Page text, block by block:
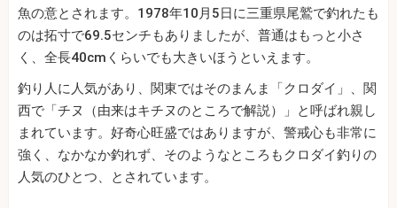
魚の意とされます。1978年10月5日に三重県尾鷲で釣れたも
のは拓寸で69.5センチもありましたが、普通はもっと小さ
く、全長40cmくらいでも大きいほうといえます。
釣り人に人気があり、関東ではそのまんま「クロダイ」、関
西で「チヌ（由来はキチヌのところで解説）」と呼ばれ親し
まれています。好奇心旺盛ではありますが、警戒心も非常に
強く、なかなか釣れず、そのようなところもクロダイ釣りの
人気のひとつ、とされています。